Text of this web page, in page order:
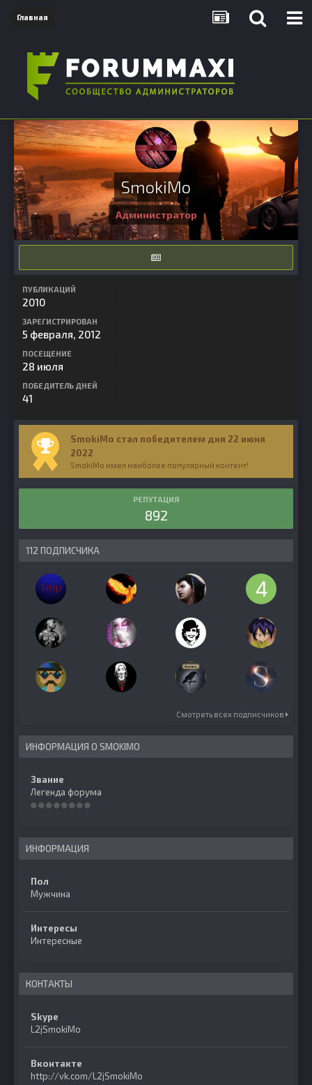
Главная
SmokiMo
Администратор
ПУБЛИКАЦИЙ
2010
ЗАРЕГИСТРИРОВАН
5 февраля, 2012
ПОСЕЩЕНИЕ
28 июля
ПОБЕДИТЕЛЬ ДНЕЙ
41
SmokiMo стал победителем дня 22 июня
2022
SmokiMo имел наиболее популярный контент!
РЕПУТАЦИЯ
892
112 ПОДПИСЧИКА
Смотреть всех подписчиков
ИНФОРМАЦИЯ О SMOKIMO
Звание
Легенда форума
ИНФОРМАЦИЯ
Пол
Мужчина
Интересы
Интересные
КОНТАКТЫ
Skype
L2jSmokiMo
Вконтакте
http://vk.com/L2jSmokiMo